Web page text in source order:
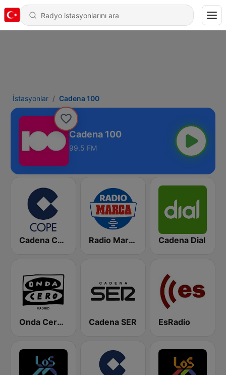
İstasyonlar Cadena 100
Cadena 100
99.5 FM
Cadena COPE Radio Marca Nacional Cadena Dial
Onda Cero Madrid Cadena SER EsRadio